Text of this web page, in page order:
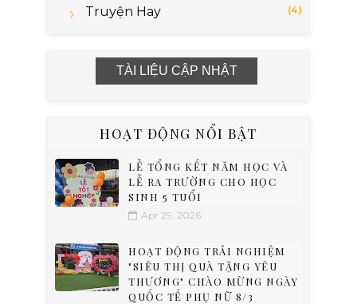
Truyện Hay (4)
TÀI LIỆU CẬP NHẬT
HOẠT ĐỘNG NỔI BẬT
LỄ TỔNG KẾT NĂM HỌC VÀ
LỄ RA TRƯỜNG CHO HỌC
SINH 5 TUỔI
Apr 29, 2026
HOẠT ĐỘNG TRẢI NGHIỆM
"SIÊU THỊ QUÀ TẶNG YÊU
THƯƠNG" CHÀO MỪNG NGÀY
QUỐC TẾ PHỤ NỮ 8/3